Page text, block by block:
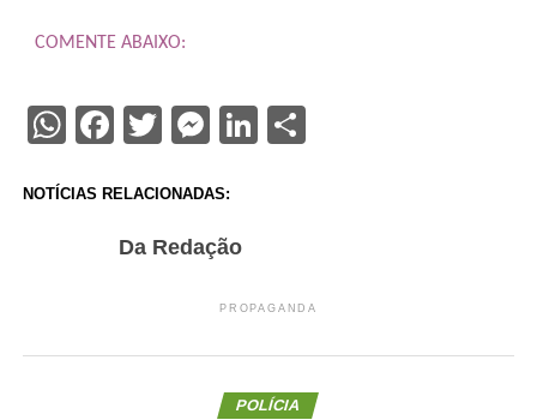
COMENTE ABAIXO:
WhatsApp
Facebook
Twitter
Messenger
LinkedIn
Share
NOTÍCIAS RELACIONADAS:
Da Redação
PROPAGANDA
POLÍCIA